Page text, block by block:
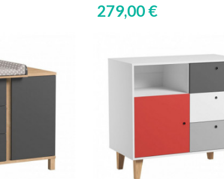
279,00 €